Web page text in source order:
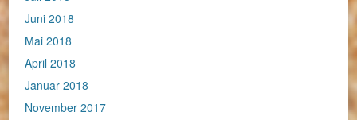
Juni 2018
Mai 2018
April 2018
Januar 2018
November 2017